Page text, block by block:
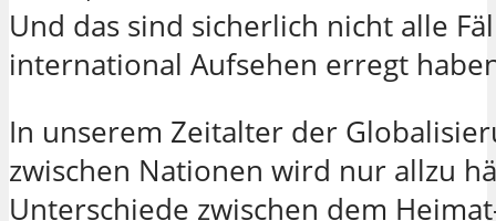
Und das sind sicherlich nicht alle
international Aufsehen erregt
In unserem Zeitalter der
zwischen Nationen wird nur allzu
Unterschiede zwischen dem